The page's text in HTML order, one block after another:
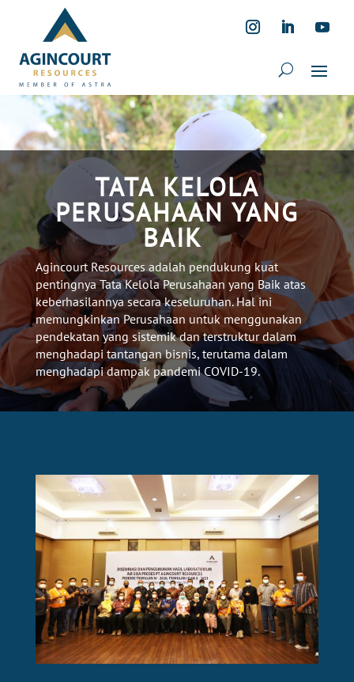
TATA KELOLA
PERUSAHAAN YANG
BAIK
AgincourtResources adalah pendukung kuat
pentingnya Tata Kelola Perusahaan yang Baik atas
keberhasilannya secara keseluruhan. Hal ini
memungkinkanPerusahaan untuk menggunakan
pendekatan yang sistemikdan terstruktur dalam
menghadapi tantangan bisnis, terutama dalam
menghadapi dampak pandemi COVID-19.